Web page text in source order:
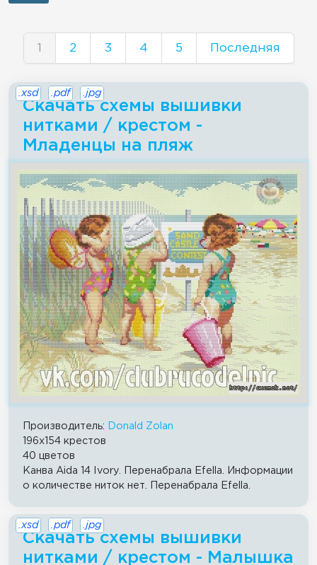
1 2 3 4 5 Последняя
Скачать схемы вышивки
нитками / крестом -
Младенцы на пляж
.xsd .pdf .jpg
Производитель:
Donald Zolan
196x154 крестов
40 цветов
Канва Aida 14 Ivory. Перенабрала Efella. Информации
о количестве ниток нет. Перенабрала Efella.
Скачать схемы вышивки
нитками / крестом - Малышка
.xsd .pdf .jpg